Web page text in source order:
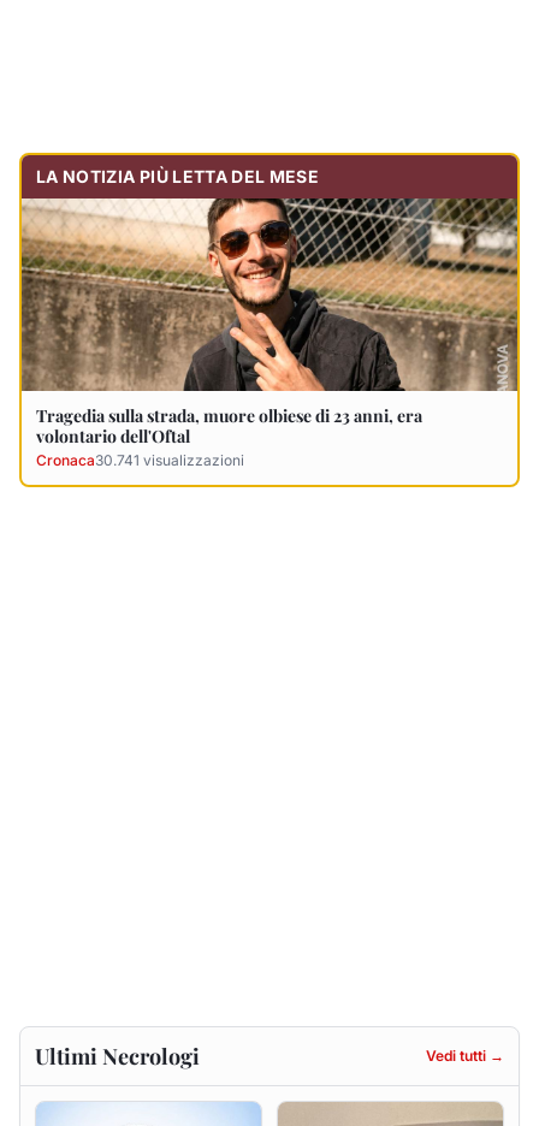
Antonio Carta Gesuina Sanna ved. Sanna